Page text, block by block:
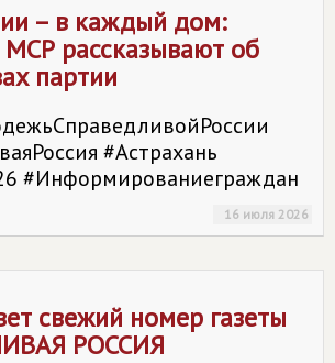
– в каждый дом:
МСР рассказывают об
партии
#Астрахань
#Информированиеграждан
16 июля 2026
свежий номер газеты
РОССИЯ